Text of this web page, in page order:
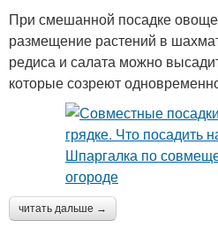
При смешанной посадке
размещение растений в
редиса и салата можно
которые созреют
читать дальше →